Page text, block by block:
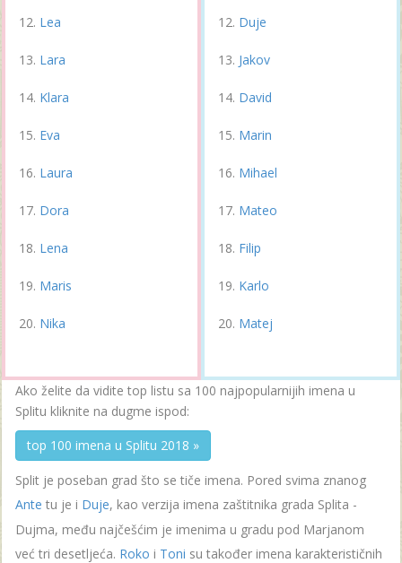
Lea
Lara
Klara
Eva
Laura
Dora
Lena
Maris
Nika
Duje
Jakov
David
Marin
Mihael
Mateo
Filip
Karlo
Matej
Ako želite da vidite top listu sa 100 najpopularnijih imena u
Splitu kliknite na dugme ispod:
top 100 imena u Splitu 2018 »
Split je poseban grad što se tiče imena. Pored svima znanog
Ante tu je i Duje, kao verzija imena zaštitnika grada Splita -
Dujma, među najčešćim je imenima u gradu pod Marjanom
već tri desetljeća. Roko i Toni su također imena karakterističnih